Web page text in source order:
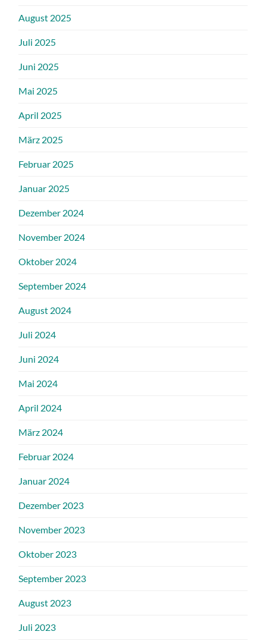
August 2025
Juli 2025
Juni 2025
Mai 2025
April 2025
März 2025
Februar 2025
Januar 2025
Dezember 2024
November 2024
Oktober 2024
September 2024
August 2024
Juli 2024
Juni 2024
Mai 2024
April 2024
März 2024
Februar 2024
Januar 2024
Dezember 2023
November 2023
Oktober 2023
September 2023
August 2023
Juli 2023